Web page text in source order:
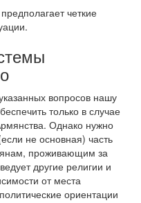
четкие
вопросов нашу
только в случае
Однако нужно
не основная) часть
проживающим за
другие религии и
от места
ориентации